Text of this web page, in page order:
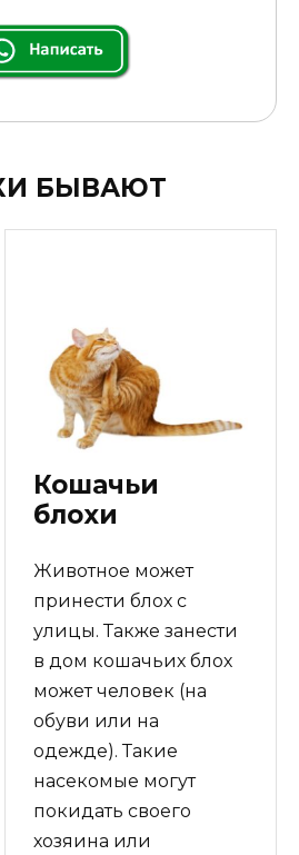
БЫВАЮТ
Кошачьи
блохи
Животное может
принести блох с
улицы. Также занести
в дом кошачьих блох
может человек (на
обуви или на
одежде). Такие
насекомые могут
покидать своего
хозяина или